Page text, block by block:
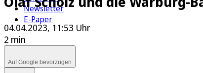
Newsletter
E-Paper
04.04.2023, 11:53 Uhr
2 min
Auf Google bevorzugen